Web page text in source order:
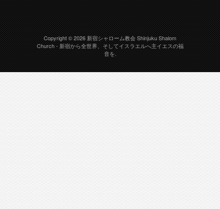
Copyright © 2026新宿シャローム教会 Shinjuku Shalom
Church- 新宿から全世界、そしてイスラエルへ主イエスの福
音を.